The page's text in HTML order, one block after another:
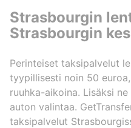
Strasbourgin
Strasbourgin
Perinteiset taksipalvelut
tyypillisesti noin 50
ruuhka-aikoina. Lisäksi
auton valintaa.
taksipalvelut